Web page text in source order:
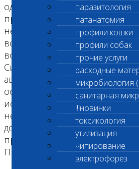
паразитология
патанатомия
профили кошки
профили собак
прочие услуги
расходные
микробиология
санитарная
!!!новинки
токсикология
утилизация
чипирование
электрофорез
одновременно, обеспечивая
производительность.
непосредственно при
волны, что позволяет
воспроизводимости и
Система CAPILLARYS
автоматизирована, то есть
осуществляет все стадии от
исследования. CAPILLARYS
непрерывную подачу
должен лишь устанавливать
пробирки со штрих-кодами.
Производительность — 80